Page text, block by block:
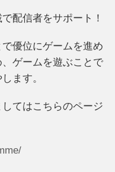
配信者をサポート！
優位にゲームを進め
ゲームを遊ぶことで
ます。
てはこちらのページ